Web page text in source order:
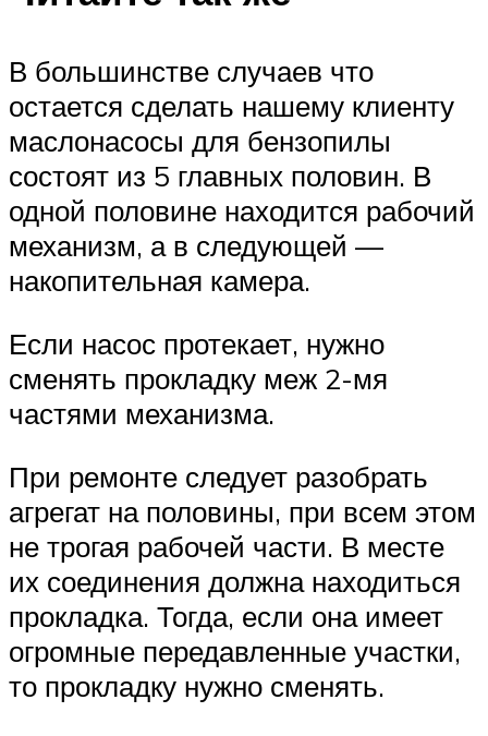
В большинстве случаев что
остается сделать нашему клиенту
маслонасосы для бензопилы
состоят из 5 главных половин. В
одной половине находится рабочий
механизм, а в следующей —
накопительная камера.
Если насос протекает, нужно
сменять прокладку меж 2-мя
частями механизма.
При ремонте следует разобрать
агрегат на половины, при всем этом
не трогая рабочей части. В месте
их соединения должна находиться
прокладка. Тогда, если она имеет
огромные передавленные участки,
то прокладку нужно сменять.